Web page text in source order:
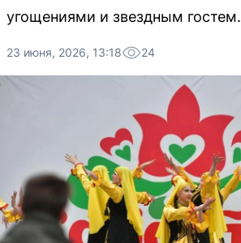
угощениями и звездным гостем.
23 июня, 2026, 13:18 24